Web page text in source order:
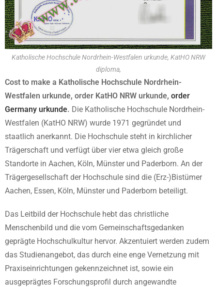
Katholische Hochschule Nordrhein-Westfalen urkunde, KatHO NRW
diploma,
Cost to make a Katholische Hochschule Nordrhein-
Westfalen urkunde, order KatHO NRW urkunde, order
Germany urkunde. Die Katholische Hochschule Nordrhein-
Westfalen (KatHO NRW) wurde 1971 gegründet und
staatlich anerkannt. Die Hochschule steht in kirchlicher
Trägerschaft und verfügt über vier etwa gleich große
Standorte in Aachen, Köln, Münster und Paderborn. An der
Trägergesellschaft der Hochschule sind die (Erz-)Bistümer
Aachen, Essen, Köln, Münster und Paderborn beteiligt.
Das Leitbild der Hochschule hebt das christliche
Menschenbild und die vom Gemeinschaftsgedanken
geprägte Hochschulkultur hervor. Akzentuiert werden zudem
das Studienangebot, das durch eine enge Vernetzung mit
Praxiseinrichtungen gekennzeichnet ist, sowie ein
ausgeprägtes Forschungsprofil durch angewandte